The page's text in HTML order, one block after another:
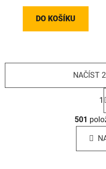
DO KOŠÍKU
NAČÍST
1
501